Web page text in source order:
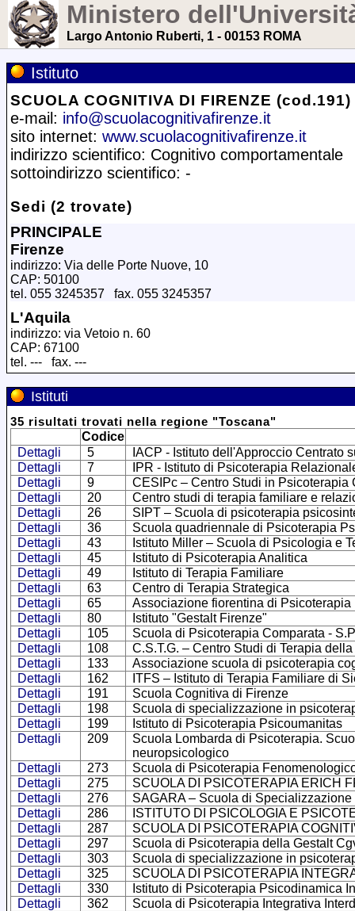
Ministero
Largo Antonio Ruberti, 1 - 00153 ROMA
Istituto
SCUOLA COGNITIVA DI FIRENZE (cod.191)
e-mail: info@scuolacognitivafirenze.it
sito internet: www.scuolacognitivafirenze.it
indirizzo scientifico: Cognitivo comportamentale
sottoindirizzo scientifico: -
Sedi (2 trovate)
PRINCIPALE
Firenze
indirizzo: Via delle Porte Nuove, 10
CAP: 50100
tel. 055 3245357 fax. 055 3245357
L'Aquila
indirizzo: via Vetoio n. 60
CAP: 67100
tel. --- fax. ---
Istituti
35 risultati trovati nella regione "Toscana"
Codice
Dettagli
5
IACP - Istituto dell'Approccio Centrato
Dettagli
7
IPR - Istituto di Psicoterapia
Dettagli
9
CESIPc – Centro Studi in Psicoterapia
Dettagli
20
Centro studi di terapia familiare e
Dettagli
26
SIPT – Scuola di psicoterapia
Dettagli
36
Scuola quadriennale di Psicoterapia
Dettagli
43
Istituto Miller – Scuola di Psicologia e
Dettagli
45
Istituto di Psicoterapia Analitica
Dettagli
49
Istituto di Terapia Familiare
Dettagli
63
Centro di Terapia Strategica
Dettagli
65
Associazione fiorentina di
Dettagli
80
Istituto "Gestalt Firenze"
Dettagli
105
Scuola di Psicoterapia Comparata -
Dettagli
108
C.S.T.G. – Centro Studi di Terapia
Dettagli
133
Associazione scuola di psicoterapia
Dettagli
162
ITFS – Istituto di Terapia Familiare di
Dettagli
191
Scuola Cognitiva di Firenze
Dettagli
198
Scuola di specializzazione in
Dettagli
199
Istituto di Psicoterapia Psicoumanitas
Dettagli
209
Scuola Lombarda di Psicoterapia.
neuropsicologico
Dettagli
273
Scuola di Psicoterapia
Dettagli
275
SCUOLA DI PSICOTERAPIA ERICH
Dettagli
276
SAGARA – Scuola di
Dettagli
286
ISTITUTO DI PSICOLOGIA E
Dettagli
287
SCUOLA DI PSICOTERAPIA
Dettagli
297
Scuola di Psicoterapia della Gestalt
Dettagli
303
Scuola di specializzazione in
Dettagli
325
SCUOLA DI PSICOTERAPIA
Dettagli
330
Istituto di Psicoterapia Psicodinamica
Dettagli
362
Scuola di Psicoterapia Integrativa